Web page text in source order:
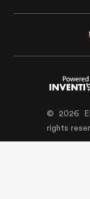
© 2026
rights